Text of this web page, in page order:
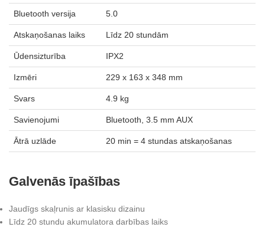
Bluetooth versija 5.0
Atskaņošanas laiks Līdz 20 stundām
Ūdensizturība IPX2
Izmēri 229 x 163 x 348 mm
Svars 4.9 kg
Savienojumi Bluetooth, 3.5 mm AUX
Ātrā uzlāde 20 min = 4 stundas atskaņošanas
Galvenās īpašības
Jaudīgs skaļrunis ar klasisku dizainu
Līdz 20 stundu akumulatora darbības laiks